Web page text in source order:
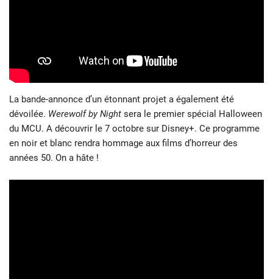
La bande-annonce d’un étonnant projet a également été
dévoilée. Werewolf by Night sera le premier spécial Halloween
du MCU. A découvrir le 7 octobre sur Disney+. Ce programme
en noir et blanc rendra hommage aux films d’horreur des
années 50. On a hâte !